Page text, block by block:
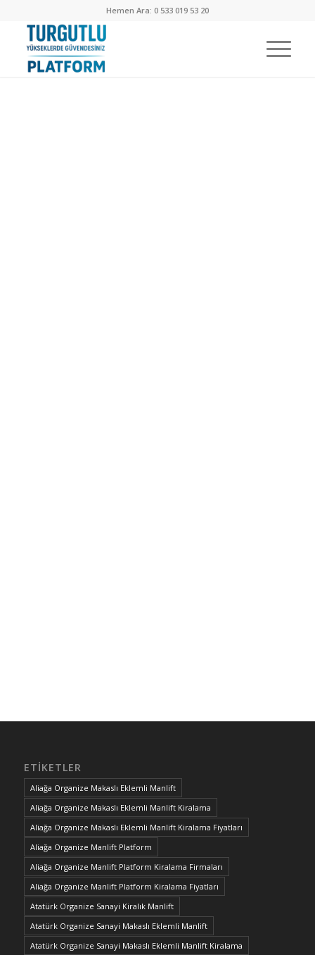
Hemen Ara: 0 533 019 53 20
ETIKETLER
Aliağa Organize Makaslı Eklemli Manlift
Aliağa Organize Makaslı Eklemli Manlift Kiralama
Aliağa Organize Makaslı Eklemli Manlift Kiralama Fiyatları
Aliağa Organize Manlift Platform
Aliağa Organize Manlift Platform Kiralama Firmaları
Aliağa Organize Manlift Platform Kiralama Fiyatları
Atatürk Organize Sanayi Kiralık Manlift
Atatürk Organize Sanayi Makaslı Eklemli Manlift
Atatürk Organize Sanayi Makaslı Eklemli Manlift Kiralama